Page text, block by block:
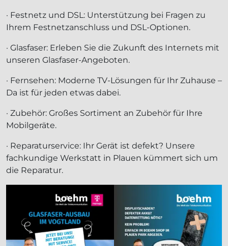
· Festnetz und DSL: Unterstützung bei Fragen zu
Ihrem Festnetzanschluss und DSL-Optionen.
· Glasfaser: Erleben Sie die Zukunft des Internets mit
unseren Glasfaser-Angeboten.
· Fernsehen: Moderne TV-Lösungen für Ihr Zuhause –
Da ist für jeden etwas dabei.
· Zubehör: Großes Sortiment an Zubehör für Ihre
Mobilgeräte.
· Reparaturservice: Ihr Gerät ist defekt? Unsere
fachkundige Werkstatt in Plauen kümmert sich um
die Reparatur.